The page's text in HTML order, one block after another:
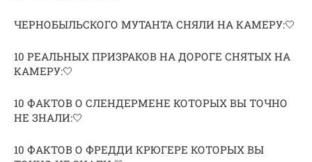
ЧЕРНОБЫЛЬСКОГО МУТАНТА СНЯЛИ НА КАМЕРУ:🤍
10 РЕАЛЬНЫХ ПРИЗРАКОВ НА ДОРОГЕ СНЯТЫХ НА
КАМЕРУ:🤍
10 ФАКТОВ О СЛЕНДЕРМЕНЕ КОТОРЫХ ВЫ ТОЧНО
НЕ ЗНАЛИ:🤍
10 ФАКТОВ О ФРЕДДИ КРЮГЕРЕ КОТОРЫХ ВЫ